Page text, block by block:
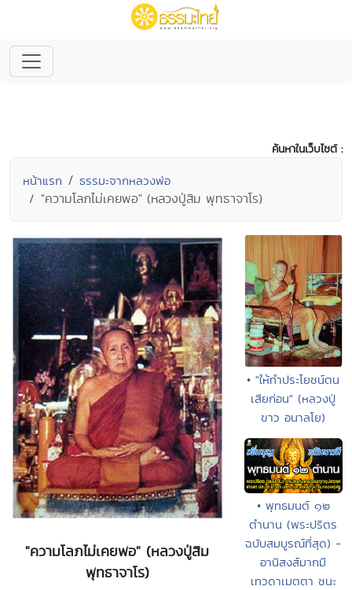
ค้นหาในเว็บไซต์ :
หน้าแรก ธรรมะจากหลวงพ่อ
"ความโลภไม่เคยพอ" (หลวงปู่สิม พุทธาจาโร)
"ความโลภไม่เคยพอ" (หลวงปู่สิม
พุทธาจาโร)
• "ให้ทำประโยชน์ตน
เสียก่อน" (หลวงปู่
ขาว อนาลโย)
• พุทธมนต์ ๑๒
ตำนาน (พระปริตร
ฉบับสมบูรณ์ที่สุด) -
อานิสงส์มากมี
เทวดาเมตตา ชนะ